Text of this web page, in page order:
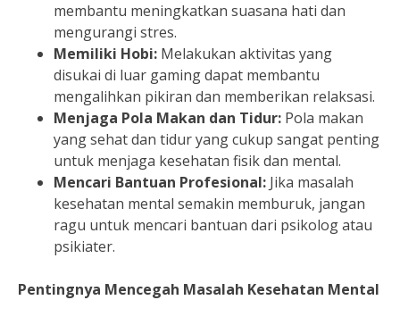
membantu meningkatkan suasana hati dan
mengurangi stres.
Memiliki Hobi: Melakukan aktivitas yang
disukai di luar gaming dapat membantu
mengalihkan pikiran dan memberikan relaksasi.
Menjaga Pola Makan dan Tidur: Pola makan
yang sehat dan tidur yang cukup sangat penting
untuk menjaga kesehatan fisik dan mental.
Mencari Bantuan Profesional: Jika masalah
kesehatan mental semakin memburuk, jangan
ragu untuk mencari bantuan dari psikolog atau
psikiater.
Pentingnya Mencegah Masalah Kesehatan Mental